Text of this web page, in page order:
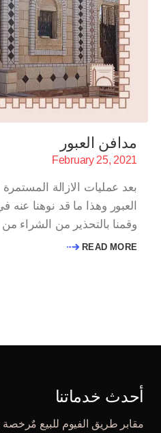
مدافن العبور
February 25, 2021
بعد عمليات الازالة
العبور وهذا ما قد نوهنا عنه
وقمنا بالتحذير من الشراء
READ MORE
أحدث خدماتنا
مقابر طريق الفيوم للبيع